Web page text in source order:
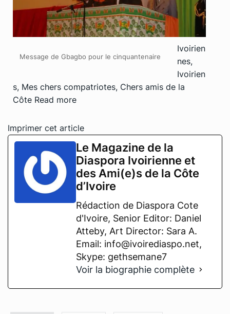
Message de Gbagbo pour le cinquantenaire
Ivoirien
nes,
Ivoirien
s, Mes chers compatriotes, Chers amis de la
Côte Read more
Imprimer cet article
Le Magazine de la
Diaspora Ivoirienne et
des Ami(e)s de la Côte
d’Ivoire
Rédaction de Diaspora Cote
d'Ivoire, Senior Editor: Daniel
Atteby, Art Director: Sara A.
Email: info@ivoirediaspo.net,
Skype: gethsemane7
Voir la biographie complète